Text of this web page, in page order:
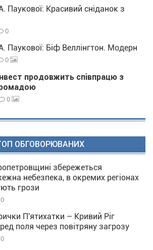
Паукової: Красивий сніданок з
0
Паукової: Біф Веллінгтон. Модерн
0
продовжить співпрацю з
0
ОБГОВОРЮВАНИХ
збережеться
небезпека, в окремих регіонах
грози
0
П'ятихатки – Кривий Ріг
поля через повітряну загрозу
0